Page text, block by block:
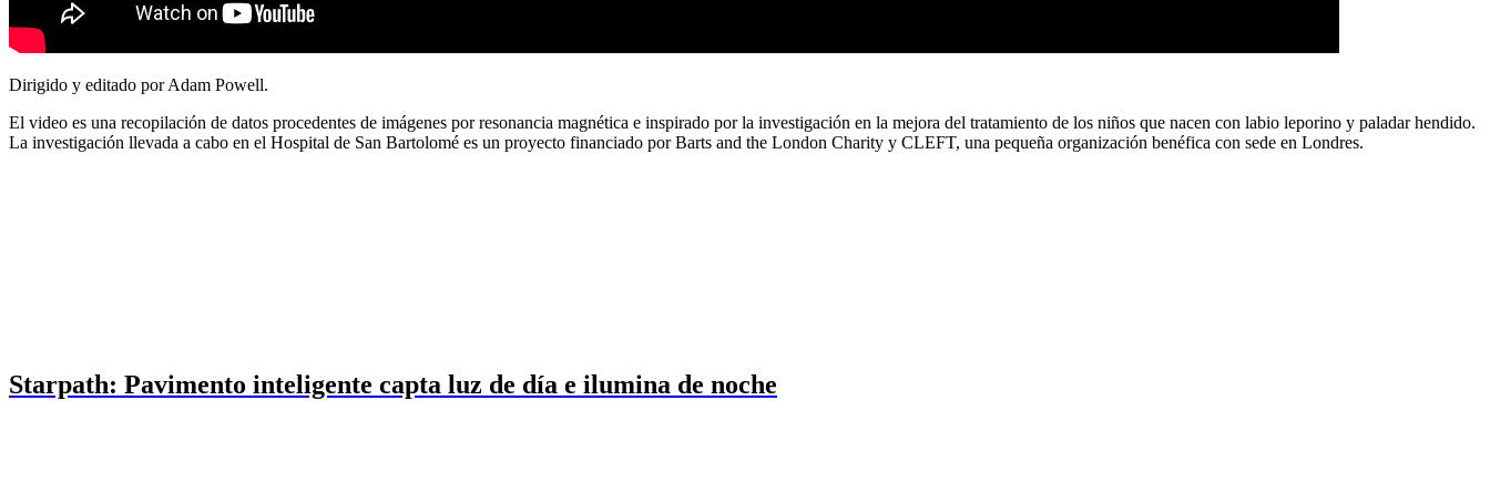
Dirigido y editado por Adam Powell.
El video es una recopilación de datos procedentes de imágenes por resonancia magnética e inspirado por la investigación en la mejora del tratamiento de los niños que nacen con labio leporino y paladar hendido.
La investigación llevada a cabo en el Hospital de San Bartolomé es un proyecto financiado por Barts and the London Charity y CLEFT, una pequeña organización benéfica con sede en Londres.
Starpath: Pavimento inteligente capta luz de día e ilumina de noche